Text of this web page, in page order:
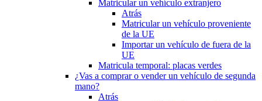
Matricular un vehículo extranjero
Atrás
Matricular un vehículo proveniente
de la UE
Importar un vehículo de fuera de la
UE
Matricula temporal: placas verdes
¿Vas a comprar o vender un vehículo de segunda
mano?
Atrás